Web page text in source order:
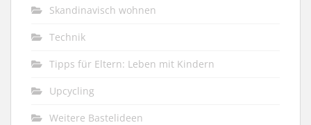
Skandinavisch wohnen
Technik
Tipps für Eltern: Leben mit Kindern
Upcycling
Weitere Bastelideen